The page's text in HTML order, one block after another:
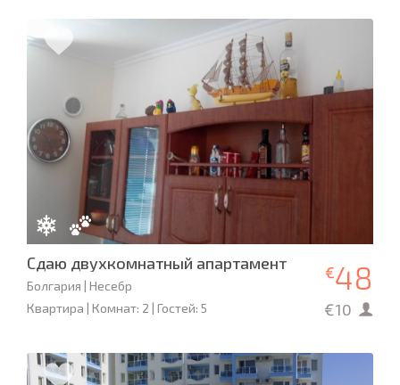
Сдаю двухкомнатный апартамент
Болгария | Несебр
Квартира | Комнат: 2 | Гостей: 5
€48
€10